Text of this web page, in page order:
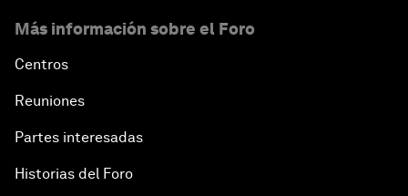
Más información sobre el Foro
Centros
Reuniones
Partes interesadas
Historias del Foro